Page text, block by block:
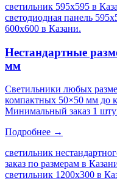
светильник 595х595 в
светодиодная панель
600х600 в Казани.
Нестандартные
мм
Светильники любых
компактных 50×50 мм до
Минимальный заказ 1
Подробнее →
светильник
заказ по размерам в
светильник 1200х300 в